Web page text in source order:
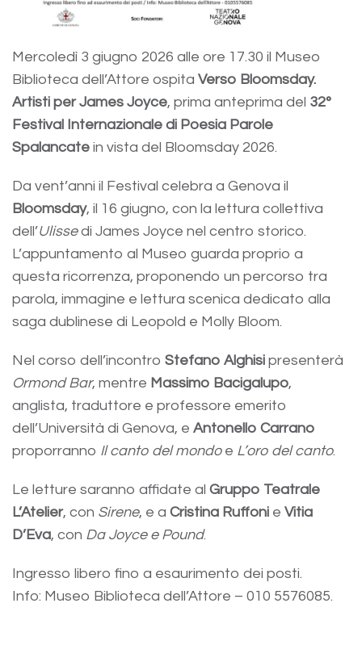
Mercoledì 3 giugno 2026 alle ore 17.30 il Museo
Biblioteca dell’Attore ospita Verso Bloomsday.
Artisti per James Joyce, prima anteprima del 32°
Festival Internazionale di Poesia Parole
Spalancate in vista del Bloomsday 2026.
Da vent’anni il Festival celebra a Genova il
Bloomsday, il 16 giugno, con la lettura collettiva
dell’Ulissedi James Joyce nel centro storico.
L’appuntamento al Museo guarda proprio a
questa ricorrenza, proponendo un percorso tra
parola, immagine e lettura scenica dedicato alla
saga dublinese di Leopold e Molly Bloom.
Nel corso dell’incontro Stefano Alghisi presenterà
Ormond Bar, mentre Massimo Bacigalupo,
anglista, traduttore e professore emerito
dell’Università di Genova, e Antonello Carrano
proporranno Il canto del mondoe L’oro del canto.
Le letture saranno affidate al Gruppo Teatrale
L’Atelier, con Sirene, e a Cristina Ruffoni e Vitia
D’Eva, con Da Joyce e Pound.
Ingresso libero fino a esaurimento dei posti.
Info: Museo Biblioteca dell’Attore – 010 5576085.